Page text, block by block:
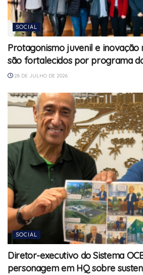
SOCIAL
Protagonismo juvenil e
são fortalecidos por programa
28 DE JULHO DE 2026
SOCIAL
Diretor-executivo do Sistema
personagem em HQ sobre